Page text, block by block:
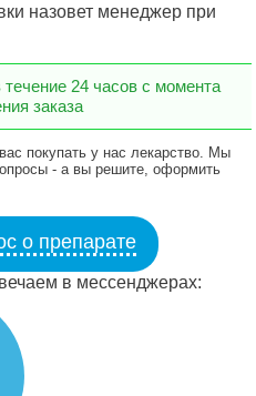
назовет менеджер при
24 часов с момента
заказа
покупать у нас лекарство. Мы
- а вы решите, оформить
о препарате
в мессенджерах: